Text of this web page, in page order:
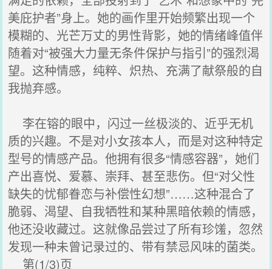
美庇护者”身上。她的画作里开始频繁出现一个
模糊的、光芒万丈的男性背影，她的情绪峰值伴
随着对“被强大力量无条件保护与指引”的强烈渴
望。这种情感，纯粹、炽热、充满了献祭般的自
我抛弃感。
李在镕的眼中，闪过一丝极淡的、近乎无机
质的兴趣。不是对小女孩本人，而是对这种特定
型号的情感产品。他拥有很多“情感容器”，她们
产出喜悦、爱慕、崇拜、甚至悲伤。但“对父性
缺失的忧郁眷恋与补偿性幻想”……这种混合了
脆弱、渴望、自我牺牲和某种黑暗依赖的情感，
他还没收藏过。这就像品尝过了所有珍馐，忽然
发现一种未曾记录过的、带有禁忌风味的菌类。
第(1/3)页